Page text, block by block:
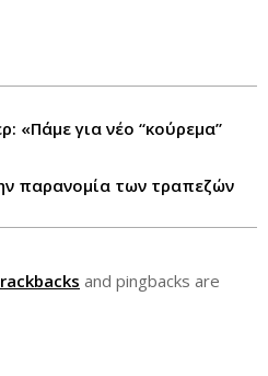
«Πάμε για νέο “κούρεμα”
παρανομία των τραπεζών
and pingbacks are